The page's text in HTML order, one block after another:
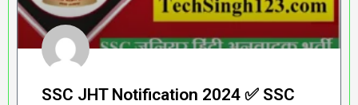
SSC JHT Notification 2024 ✅ SSC